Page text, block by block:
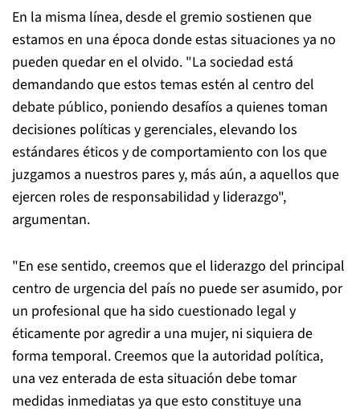
En la misma línea, desde el gremio sostienen que
estamos en una época donde estas situaciones ya no
pueden quedar en el olvido. "La sociedad está
demandando que estos temas estén al centro del
debate público, poniendo desafíos a quienes toman
decisiones políticas y gerenciales, elevando los
estándares éticos y de comportamiento con los que
juzgamos a nuestros pares y, más aún, a aquellos que
ejercen roles de responsabilidad y liderazgo",
argumentan.
"En ese sentido, creemos que el liderazgo del principal
centro de urgencia del país no puede ser asumido, por
un profesional que ha sido cuestionado legal y
éticamente por agredir a una mujer, ni siquiera de
forma temporal. Creemos que la autoridad política,
una vez enterada de esta situación debe tomar
medidas inmediatas ya que esto constituye una